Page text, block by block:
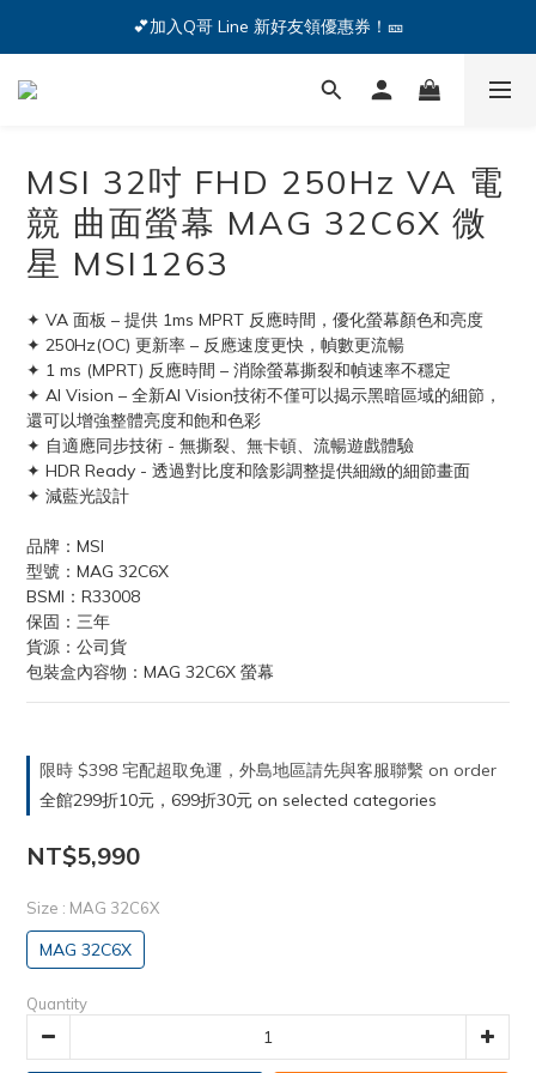
🔥iPhone 17 全系列熱銷中🔥點我購買 — !
💕加入Q哥 Line 新好友領優惠券！🎫
🔥iPhone 17 全系列熱銷中🔥點我購買 — !
MSI 32吋 FHD 250Hz VA 電
競 曲面螢幕 MAG 32C6X 微
星 MSI1263
✦ VA 面板 – 提供 1ms MPRT 反應時間，優化螢幕顏色和亮度
✦ 250Hz(OC) 更新率 – 反應速度更快，幀數更流暢
✦ 1 ms (MPRT) 反應時間 – 消除螢幕撕裂和幀速率不穩定
✦ AI Vision – 全新AI Vision技術不僅可以揭示黑暗區域的細節，
還可以增強整體亮度和飽和色彩
✦ 自適應同步技術 - 無撕裂、無卡頓、流暢遊戲體驗
✦ HDR Ready - 透過對比度和陰影調整提供細緻的細節畫面
✦ 減藍光設計
品牌：MSI
型號：MAG 32C6X
BSMI：R33008
保固：三年
貨源：公司貨
包裝盒內容物：MAG 32C6X 螢幕
限時 $398 宅配超取免運，外島地區請先與客服聯繫 on order
全館299折10元，699折30元 on selected categories
NT$5,990
Size : MAG 32C6X
MAG 32C6X
Quantity